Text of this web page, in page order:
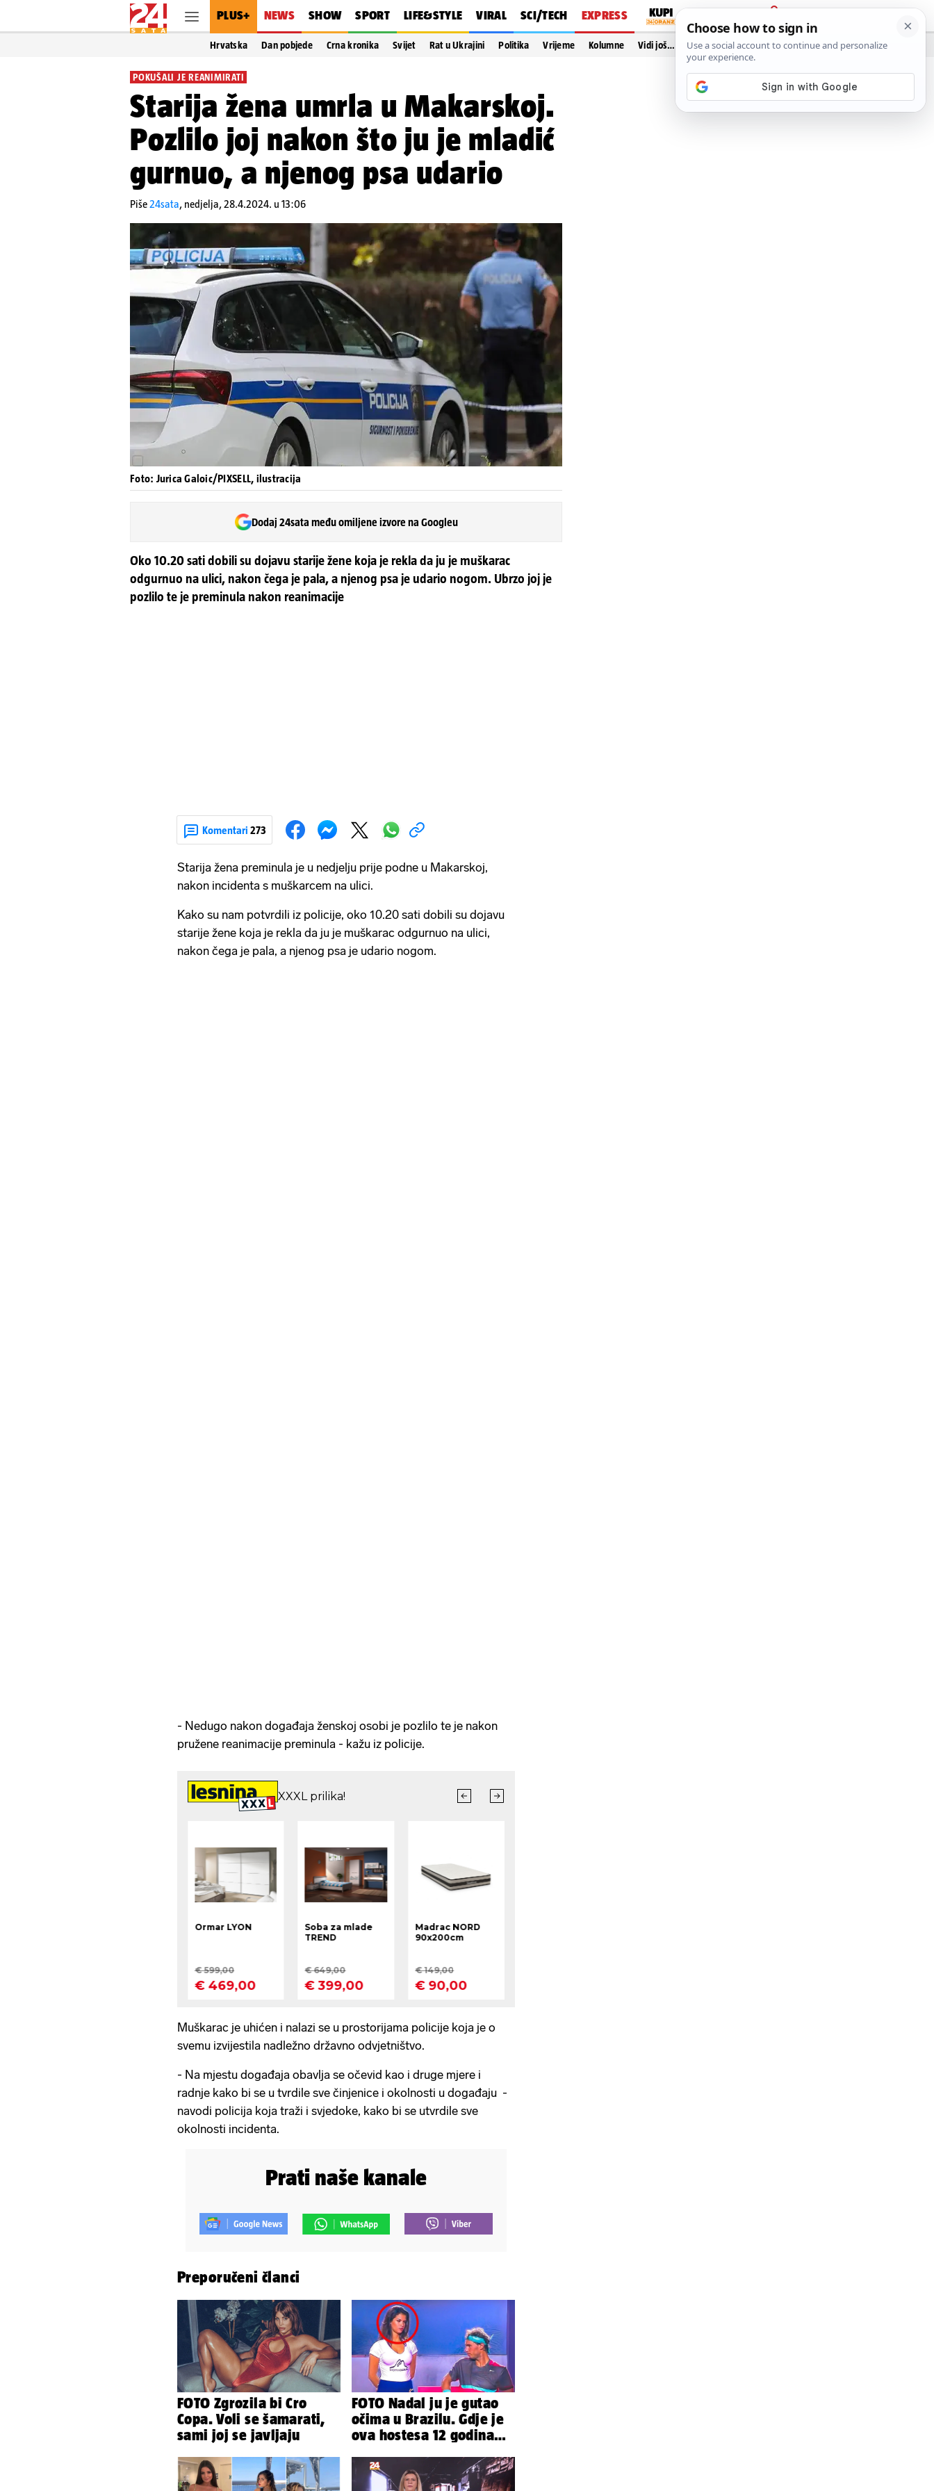
PLUS+ NEWS SHOW SPORT LIFE&STYLE VIRAL SCI/TECH EXPRESS
PRIJAVA
Hrvatska Dan pobjede Crna kronika Svijet Rat u Ukrajini Politika Vrijeme Kolumne Vidi još…
POKUŠALI JE REANIMIRATI
Starija žena umrla u Makarskoj.
Pozlilo joj nakon što ju je mladić
gurnuo, a njenog psa udario
Piše24sata, nedjelja, 28.4.2024. u 13:06
Foto: Jurica Galoic/PIXSELL, ilustracija
Dodaj 24sata među omiljene izvore na Googleu
Oko 10.20 sati dobili su dojavu starije žene koja je rekla da ju je muškarac
odgurnuo na ulici, nakon čega je pala, a njenog psa je udario nogom. Ubrzo joj je
pozlilo te je preminula nakon reanimacije
Komentari 273
Starija žena preminula je u nedjelju prije podne u Makarskoj,
nakon incidenta s muškarcem na ulici.
Kako su nam potvrdili iz policije, oko 10.20 sati dobili su dojavu
starije žene koja je rekla da ju je muškarac odgurnuo na ulici,
nakon čega je pala, a njenog psa je udario nogom.
- Nedugo nakon događaja ženskoj osobi je pozlilo te je nakon
pružene reanimacije preminula - kažu iz policije.
Muškarac je uhićen i nalazi se u prostorijama policije koja je o
svemu izvijestila nadležno državno odvjetništvo.
- Na mjestu događaja obavlja se očevid kao i druge mjere i
radnje kako bi se u tvrdile sve činjenice i okolnosti u događaju -
navodi policija koja traži i svjedoke, kako bi se utvrdile sve
okolnosti incidenta.
Prati naše kanale
Preporučeni članci
FOTO Zgrozila bi Cro
Copa. Voli se šamarati,
sami joj se javljaju
FOTO Nadal ju je gutao
očima u Brazilu. Gdje je
ova hostesa 12 godina